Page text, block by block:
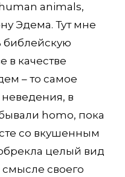
animals,
Эдема. Тут мне
библейскую
в качестве
– то самое
неведения, в
homo, пока
со вкушенным
целый вид
своего